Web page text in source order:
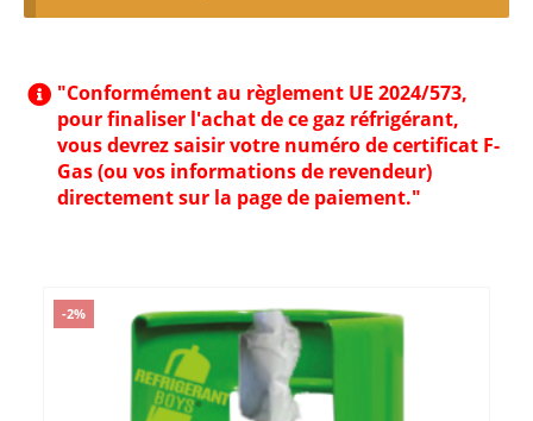
"Conformément au règlement UE 2024/573,
pour finaliser l'achat de ce gaz réfrigérant,
vous devrez saisir votre numéro de certificat F-
Gas (ou vos informations de revendeur)
directement sur la page de paiement."
-2%